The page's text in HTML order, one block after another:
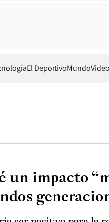
El DeportivoMundo
un impacto